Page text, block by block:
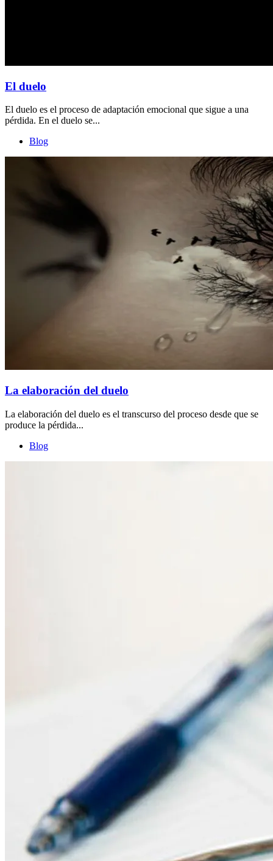
El duelo
El duelo es el proceso de adaptación emocional que sigue a una
pérdida. En el duelo se...
Blog
La elaboración del duelo
La elaboración del duelo es el transcurso del proceso desde que se
produce la pérdida...
Blog